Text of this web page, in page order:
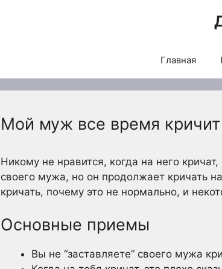
Главная
Мой муж все время кричит
Никому не нравится, когда на него
своего мужа, но он продолжает кричать
кричать, почему это не нормально, и
Основные приемы
Вы не “заставляете” своего мужа